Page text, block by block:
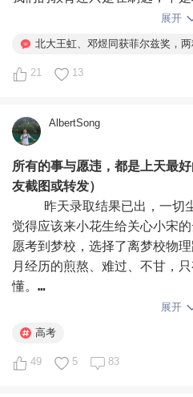
说她思路混乱时候，不会做的
的想法全部“倒出来”。
听完之后，他先理解王虹的想
意花时间听学生讲完一个不成
任。
我从来没有奢求过像我们这种
情商的小孩会在你们未来20年
老师让你们觉得真正体验过被
觉。
但是，我希望我自己可以做到。
展开
北大王虹、邓煜同获菲尔兹奖，
21 13
AlbertSong
所有的事与愿违，都是上天最
友截图或转发）
昨天录取结果已出，一切
觉得应该来小花生给关心小宋
愿考到梦校，选择了离梦校物
月经历的煎熬、难过、不甘，
懂。
小宋高中最拉跨的成绩留
得不说，高考对于小宋这样的“
没有很紧张或者心态崩啥的。
展开
高考
49 5 83